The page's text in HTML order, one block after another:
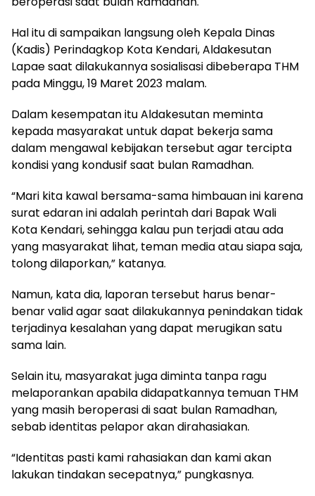
Hal itu di sampaikan langsung oleh Kepala Dinas
(Kadis) Perindagkop Kota Kendari, Aldakesutan
Lapae saat dilakukannya sosialisasi dibeberapa THM
pada Minggu, 19 Maret 2023 malam.
Dalam kesempatan itu Aldakesutan meminta
kepada masyarakat untuk dapat bekerja sama
dalam mengawal kebijakan tersebut agar tercipta
kondisi yang kondusif saat bulan Ramadhan.
“Mari kita kawal bersama-sama himbauan ini karena
surat edaran ini adalah perintah dari Bapak Wali
Kota Kendari, sehingga kalau pun terjadi atau ada
yang masyarakat lihat, teman media atau siapa saja,
tolong dilaporkan,” katanya.
Namun, kata dia, laporan tersebut harus benar-
benar valid agar saat dilakukannya penindakan tidak
terjadinya kesalahan yang dapat merugikan satu
sama lain.
Selain itu, masyarakat juga diminta tanpa ragu
melaporankan apabila didapatkannya temuan THM
yang masih beroperasi di saat bulan Ramadhan,
sebab identitas pelapor akan dirahasiakan.
“Identitas pasti kami rahasiakan dan kami akan
lakukan tindakan secepatnya,” pungkasnya.